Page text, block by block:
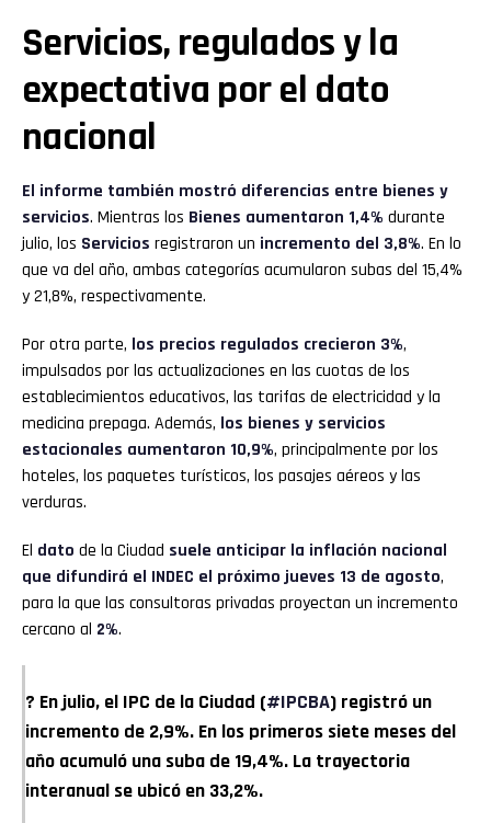
Servicios, regulados y la
expectativa por el dato
nacional
El informe también mostró diferencias entre bienes y
servicios. Mientras los Bienes aumentaron 1,4% durante
julio, los Servicios registraron un incremento del 3,8%. En lo
que va del año, ambas categorías acumularon subas del 15,4%
y 21,8%, respectivamente.
Por otra parte, los precios regulados crecieron 3%,
impulsados por las actualizaciones en las cuotas de los
establecimientos educativos, las tarifas de electricidad y la
medicina prepaga. Además, los bienes y servicios
estacionales aumentaron 10,9%, principalmente por los
hoteles, los paquetes turísticos, los pasajes aéreos y las
verduras.
El dato de la Ciudad suele anticipar la inflación nacional
que difundirá el INDEC el próximo jueves 13 de agosto,
para la que las consultoras privadas proyectan un incremento
cercano al 2%.
? En julio, el IPC de la Ciudad (#IPCBA) registró un
incremento de 2,9%. En los primeros siete meses del
año acumuló una suba de 19,4%. La trayectoria
interanual se ubicó en 33,2%.